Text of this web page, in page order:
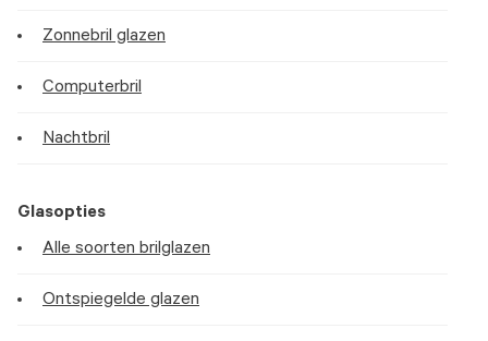
Zonnebril glazen
Computerbril
Nachtbril
Glasopties
Alle soorten brilglazen
Ontspiegelde glazen